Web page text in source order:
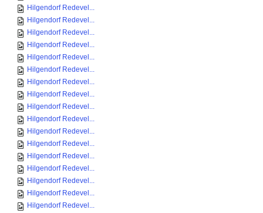
Hilgendorf Redevel...
Hilgendorf Redevel...
Hilgendorf Redevel...
Hilgendorf Redevel...
Hilgendorf Redevel...
Hilgendorf Redevel...
Hilgendorf Redevel...
Hilgendorf Redevel...
Hilgendorf Redevel...
Hilgendorf Redevel...
Hilgendorf Redevel...
Hilgendorf Redevel...
Hilgendorf Redevel...
Hilgendorf Redevel...
Hilgendorf Redevel...
Hilgendorf Redevel...
Hilgendorf Redevel...